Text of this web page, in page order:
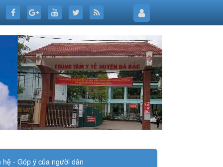
hệ - Góp ý của người dân